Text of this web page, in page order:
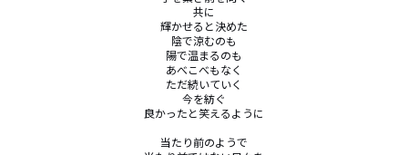
共に
輝かせると決めた
陰で涼むのも
陽で温まるのも
あべこべもなく
ただ続いていく
今を紡ぐ
良かったと笑えるように
当たり前のようで